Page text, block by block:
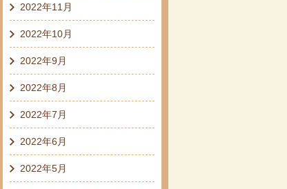
2022年11月
2022年10月
2022年9月
2022年8月
2022年7月
2022年6月
2022年5月